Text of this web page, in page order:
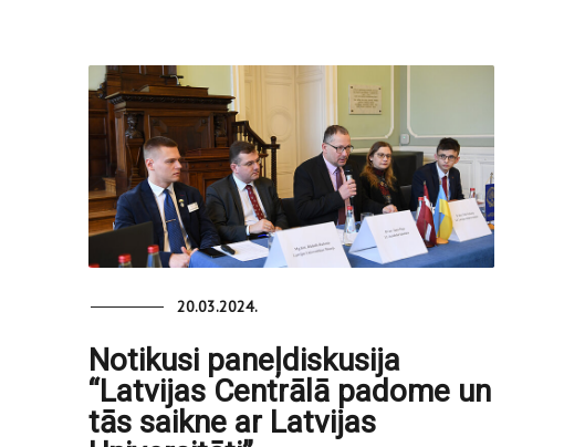
20.03.2024.
Notikusi paneļdiskusija
“Latvijas Centrālā padome un
tās saikne ar Latvijas